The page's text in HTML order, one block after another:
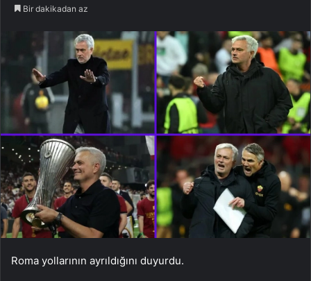
Bir dakikadan az
Roma yollarının ayrıldığını duyurdu.